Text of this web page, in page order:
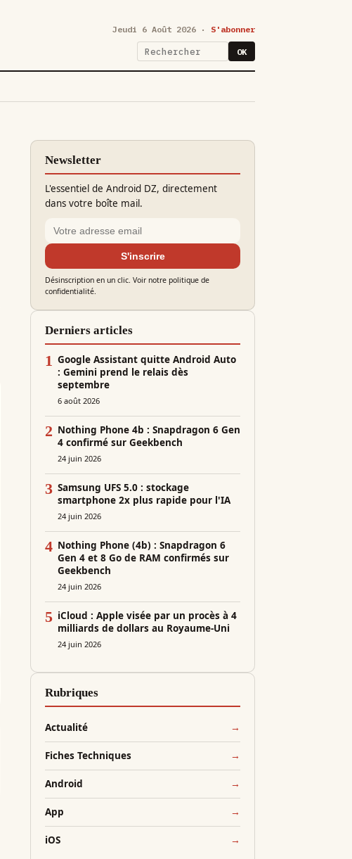
Jeudi 6 Août 2026 · S'abonner
OK
Newsletter
L'essentiel de Android DZ, directement
dans votre boîte mail.
S'inscrire
Désinscription en un clic. Voir notre politique de
confidentialité.
Derniers articles
1 Google Assistant quitte Android Auto
: Gemini prend le relais dès
septembre
6 août 2026
2 Nothing Phone 4b : Snapdragon 6 Gen
4 confirmé sur Geekbench
24 juin 2026
3 Samsung UFS 5.0 : stockage
smartphone 2x plus rapide pour l'IA
24 juin 2026
4 Nothing Phone (4b) : Snapdragon 6
Gen 4 et 8 Go de RAM confirmés sur
Geekbench
24 juin 2026
5 iCloud : Apple visée par un procès à 4
milliards de dollars au Royaume-Uni
24 juin 2026
Rubriques
Actualité
Fiches Techniques
Android
App
iOS